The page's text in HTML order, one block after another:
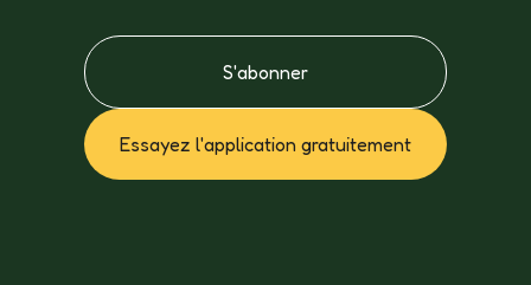
S'abonner
Essayez l'application gratuitement